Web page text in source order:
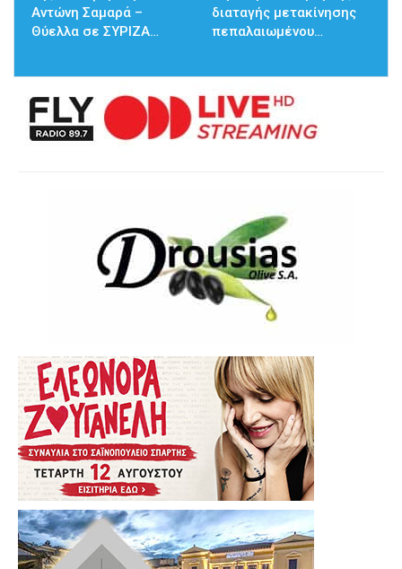
Αντώνη Σαμαρά –
Θύελλα σε ΣΥΡΙΖΑ…
διαταγής μετακίνησης
πεπαλαιωμένου…